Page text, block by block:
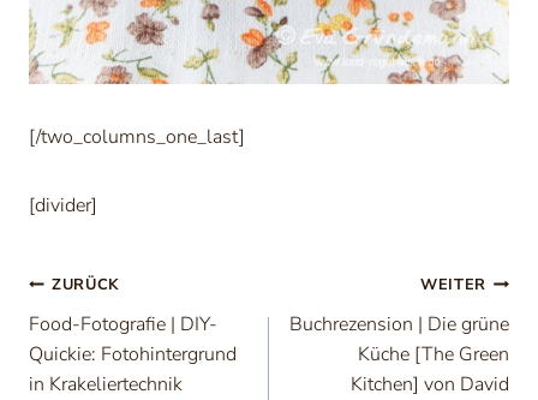
[/two_columns_one_last]
[divider]
Beitragsnavigation
ZURÜCK
Food-Fotografie | DIY-
Quickie: Fotohintergrund
in Krakeliertechnik
WEITER
Buchrezension | Die grüne
Küche [The Green
Kitchen] von David